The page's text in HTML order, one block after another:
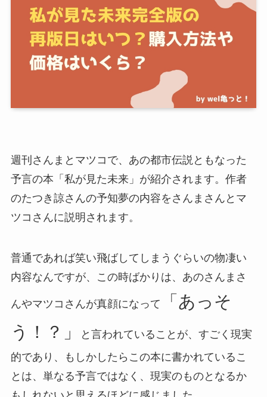
週刊さんまとマツコで、あの都市伝説ともなった
予言の本「私が見た未来」が紹介されます。作者
のたつき諒さんの予知夢の内容をさんまさんとマ
ツコさんに説明されます。
普通であれば笑い飛ばしてしまうぐらいの物凄い
内容なんですが、この時ばかりは、あのさんまさ
んやマツコさんが真顔になって
「あっそ
う！？」
と言われていることが、すごく現実
的であり、もしかしたらこの本に書かれているこ
とは、単なる予言ではなく、現実のものとなるか